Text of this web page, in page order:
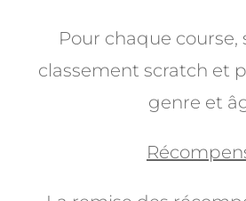
Pour chaque course,
classement scratch et
genre et